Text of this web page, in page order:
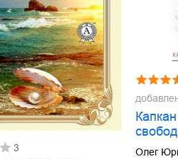
3
Олег